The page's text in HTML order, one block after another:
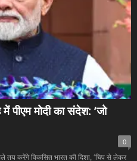
पीएम मोदी का संदेश: ‘जो
0
तय करेंगे विकसित भारत की दिशा, ‘चिप से लेकर